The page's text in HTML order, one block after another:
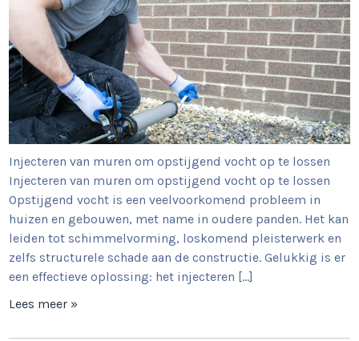
Injecteren van muren om opstijgend vocht op te lossen
Injecteren van muren om opstijgend vocht op te lossen
Opstijgend vocht is een veelvoorkomend probleem in
huizen en gebouwen, met name in oudere panden. Het kan
leiden tot schimmelvorming, loskomend pleisterwerk en
zelfs structurele schade aan de constructie. Gelukkig is er
een effectieve oplossing: het injecteren […]
Lees meer »